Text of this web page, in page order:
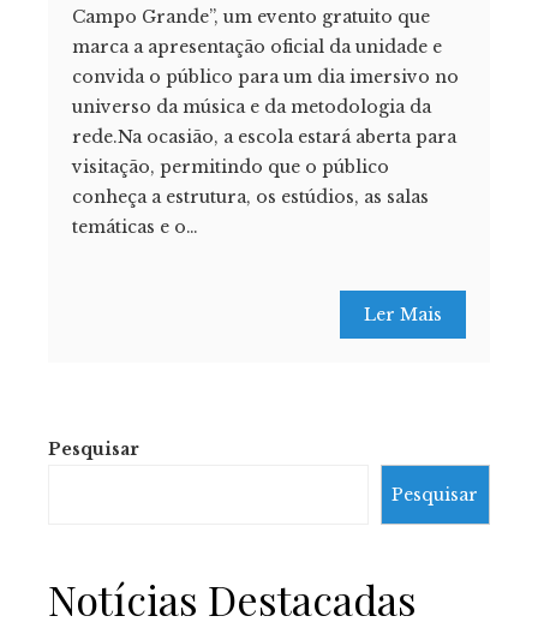
Campo Grande”, um evento gratuito que
marca a apresentação oficial da unidade e
convida o público para um dia imersivo no
universo da música e da metodologia da
rede.Na ocasião, a escola estará aberta para
visitação, permitindo que o público
conheça a estrutura, os estúdios, as salas
temáticas e o…
Ler Mais
Pesquisar
Pesquisar
Notícias Destacadas